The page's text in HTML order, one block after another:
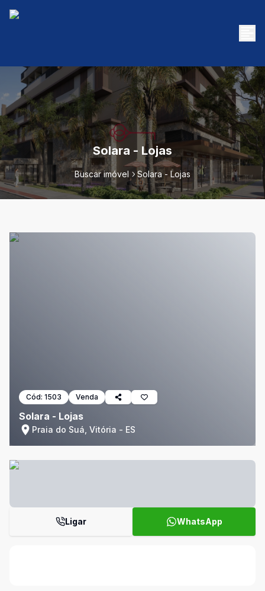
Solara - Lojas
Buscar imóvel Solara - Lojas
Cód: 1503 Venda
Solara - Lojas
Praia do Suá, Vitória - ES
Ligar WhatsApp